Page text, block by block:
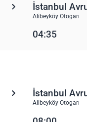
İstanbul
Alibeyköy Otogarı
04:35
İstanbul
Alibeyköy Otogarı